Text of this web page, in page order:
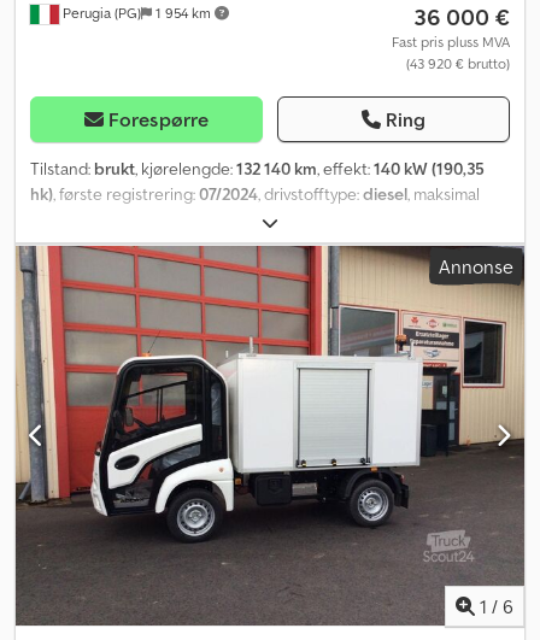
Perugia (PG) 1 954 km 36 000 €
Fast pris pluss MVA
(43 920 € brutto)
Forespørre Ring
Tilstand: brukt, kjørelengde:132 140 km, effekt:140 kW (190,35
hk), første registrering:07/2024, drivstofftype:diesel, maksimal
, akselkonfigurasjon:
utslippsklasse:Euro 6, fjæring:stål, antall seter:2, Utstyr:
aircondition, servostyring, Annonse
1 / 6